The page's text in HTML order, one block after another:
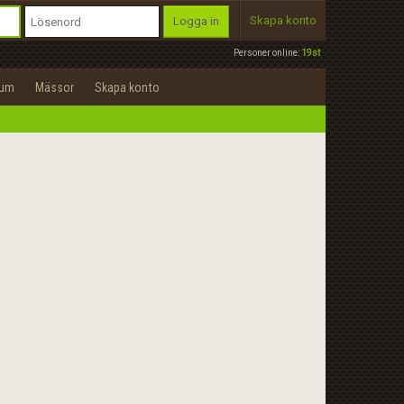
Personer online:19st
Logga in Skapa konto
Mässor Skapa konto